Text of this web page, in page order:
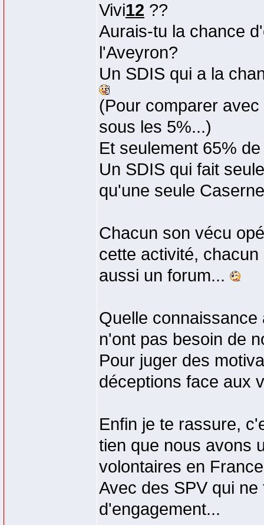
Vivi12 ??
Aurais-tu la chance
l'Aveyron?
Un SDIS qui a la
(Pour comparer
sous les 5%...)
Et seulement 65%
Un SDIS qui fait
qu'une seule
Chacun son vécu
cette activité,
aussi un forum...
Quelle
n'ont pas besoin de
Pour juger des
déceptions face aux
Enfin je te rassure,
tien que nous avons
volontaires en
Avec des SPV qui
d'engagement...